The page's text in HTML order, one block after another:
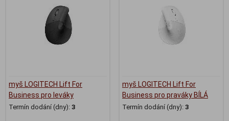
myš LOGITECH Lift For
Business pro leváky
Termín dodání (dny): 3
myš LOGITECH Lift For
Business pro praváky BÍLÁ
Termín dodání (dny): 3